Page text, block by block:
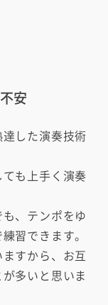
安
した演奏技術
も上手く演奏
、テンポをゆ
習できます。
すから、お互
多いと思いま